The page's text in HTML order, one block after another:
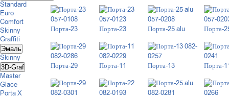
Standard
Euro
Comfort
Skinny
Graffiti
Эмаль
Skinny
3D-Graf
Master
Glace
Porta X
Порта-23 Порта-23 Порта-25 alu Порта-
Порта-29 Порта-11 Порта-13 Порта-